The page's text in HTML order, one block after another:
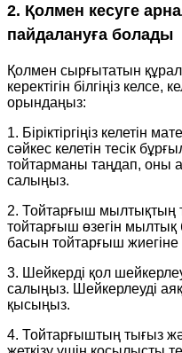
2. Қолмен кесуге
пайдалануға болады
Қолмен сырғытатын
керектігін білгіңіз
орындаңыз:
1. Біріктіргіңіз келетін
сәйкес келетін тесік
тойтарманы таңдап, оны
салыңыз.
2. Тойтарғыш мылтықтың
тойтарғыш өзегін
басын тойтарғыш
3. Шейкерді қол
салыңыз. Шейкерлеуді
қысыңыз.
4. Тойтарғыштың тығыз